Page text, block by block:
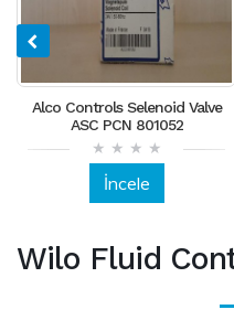
Alco Controls Selenoid Valve
ASC PCN 801052
İncele
Wilo Fluid